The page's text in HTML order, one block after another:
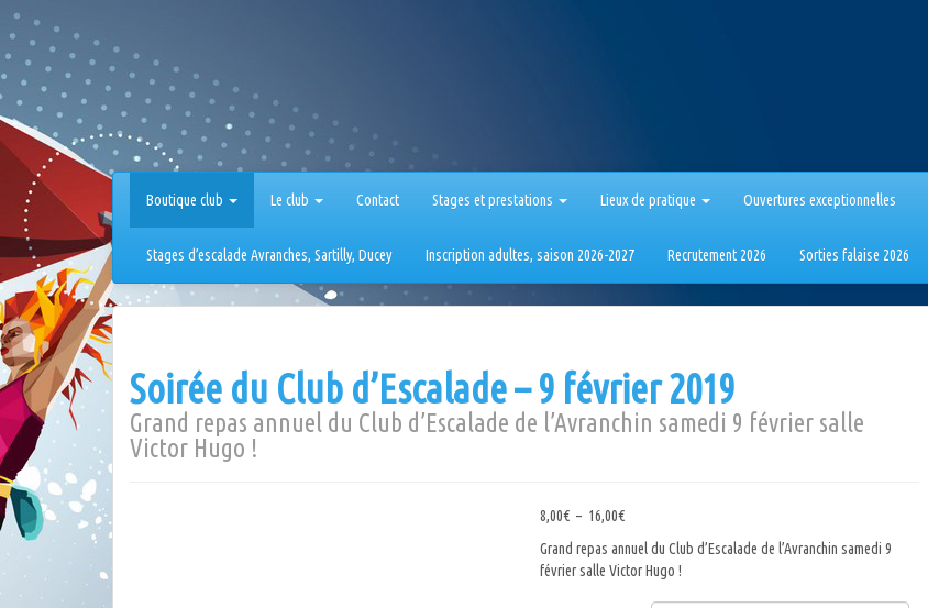
Aller
au
contenu
Boutique club Le club Contact Stages et prestations Lieux de pratique Ouvertures exceptionnelles
Stages d’escalade Avranches, Sartilly, Ducey Inscription adultes, saison 2026-2027 Recrutement 2026 Sorties falaise 2026
Soirée du Club d’Escalade – 9 février 2019
Grand repas annuel du Club d’Escalade de l’Avranchin samedi 9 février salle
Victor Hugo !
8,00€ – 16,00€Plage
prix :
8,00€
Grand repas annuel du Club d’Escalade de l’Avranchin samedi 9
février salle Victor Hugo !